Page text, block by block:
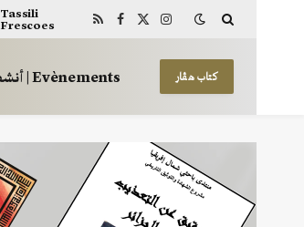
Tassili
Frescoes
RSS Facebook
X
Instagram
أنشطة | Evènements كتاب هڤار